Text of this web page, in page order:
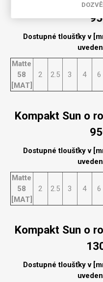
Dostupné tloušťky v
Matte
58
[MAT]
2 2.5 3 4 6
Kompakt Sun o
Dostupné tloušťky v
Matte
58
[MAT]
2 2.5 3 4 6
Kompakt Sun o
Dostupné tloušťky v